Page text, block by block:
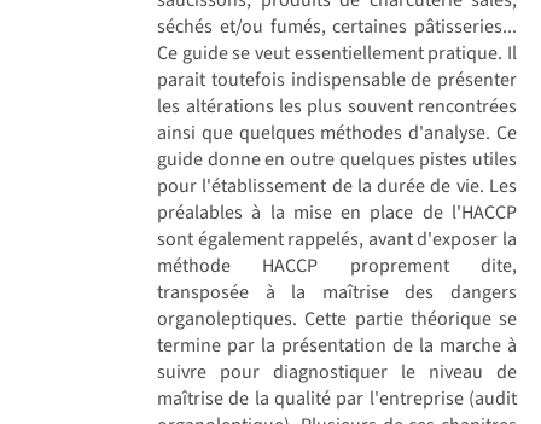
séchés et/ou fumés, certaines pâtisseries...
Ce guide se veut essentiellement pratique. Il
parait toutefois indispensable de présenter
les altérations les plus souvent rencontrées
ainsi que quelques méthodes d'analyse. Ce
guide donne en outre quelques pistes utiles
pour l'établissement de la durée de vie. Les
préalables à la mise en place de l'HACCP
sont également rappelés, avant d'exposer la
méthode HACCP proprement dite,
transposée à la maîtrise des dangers
organoleptiques. Cette partie théorique se
termine par la présentation de la marche à
suivre pour diagnostiquer le niveau de
maîtrise de la qualité par l'entreprise (audit